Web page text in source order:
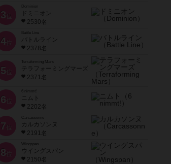
3 位
ドミニオン
2530名
4位
Battle Line
バトルライン
2378名
5 位
Terraforming Mars
テラフォーミングマーズ
2371名
6 位
ニムト
2202名
7 位
Carcassonne
カルカソンヌ
2191名
8 位
Wingspan
ウイングスパン
2150名